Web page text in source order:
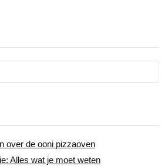
over de ooni pizzaoven
Alles wat je moet weten